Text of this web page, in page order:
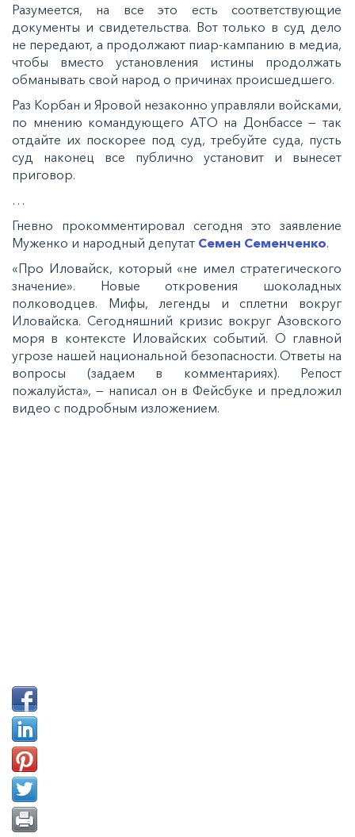
Разумеется, на все это есть соответствующие
документы и свидетельства. Вот только в суд дело
не передают, а продолжают пиар-кампанию в медиа,
чтобы вместо установления истины продолжать
обманывать свой народ о причинах происшедшего.
Раз Корбан и Яровой незаконно управляли войсками,
по мнению командующего АТО на Донбассе — так
отдайте их поскорее под суд, требуйте суда, пусть
суд наконец все публично установит и вынесет
приговор.
…
Гневно прокомментировал сегодня это заявление
Муженко и народный депутат Семен Семенченко.
«Про Иловайск, который «не имел стратегического
значение». Новые откровения шоколадных
полководцев. Мифы, легенды и сплетни вокруг
Иловайска. Сегодняшний кризис вокруг Азовского
моря в контексте Иловайских событий. О главной
угрозе нашей национальной безопасности. Ответы на
вопросы (задаем в комментариях). Репост
пожалуйста», — написал он в Фейсбуке и предложил
видео с подробным изложением.